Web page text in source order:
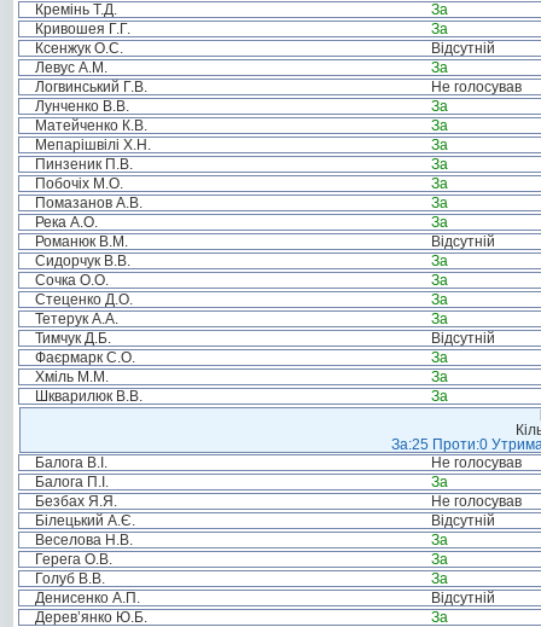
Кремінь Т.Д.
За
Кривошея Г.Г.
За
Ксенжук О.С.
Відсутній
Левус А.М.
За
Логвинський Г.В.
Не голосував
Лунченко В.В.
За
Матейченко К.В.
За
Мепарішвілі Х.Н.
За
Пинзеник П.В.
За
Побочіх М.О.
За
Помазанов А.В.
За
Река А.О.
За
Романюк В.М.
Відсутній
Сидорчук В.В.
За
Сочка О.О.
За
Стеценко Д.О.
За
Тетерук А.А.
За
Тимчук Д.Б.
Відсутній
Фаєрмарк С.О.
За
Хміль М.М.
За
Шкварилюк В.В.
За
За:25 Проти:0
Балога В.І.
Не голосував
Балога П.І.
За
Безбах Я.Я.
Не голосував
Білецький А.Є.
Відсутній
Веселова Н.В.
За
Герега О.В.
За
Голуб В.В.
За
Денисенко А.П.
Відсутній
Дерев’янко Ю.Б.
За